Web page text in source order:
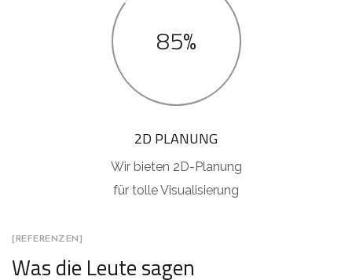
85%
2D PLANUNG
Wir bieten 2D-Planung
für tolle Visualisierung
[REFERENZEN]
Was die Leute sagen